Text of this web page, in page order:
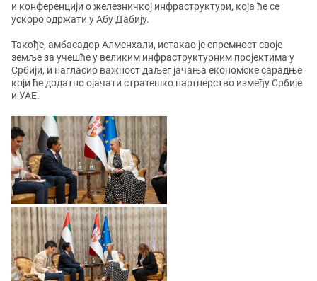
и конференцији о железничкој инфраструктури, која ће се
ускоро одржати у Абу Дабију.
Такође, амбасадор Алменхали, истакао је спремност своје
земље за учешће у великим инфраструктурним пројектима у
Србији, и нагласио важност даљег јачања економске сарадње
који ће додатно ојачати стратешко партнерство између Србије
и УАЕ.